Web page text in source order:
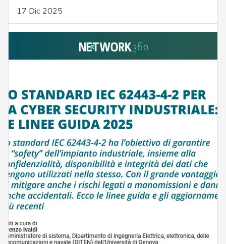
17 Dic 2025